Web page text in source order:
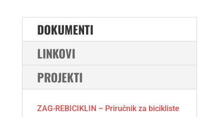
DOKUMENTI
LINKOVI
PROJEKTI
ZAG-REBICIKLIN – Priručnik za bicikliste